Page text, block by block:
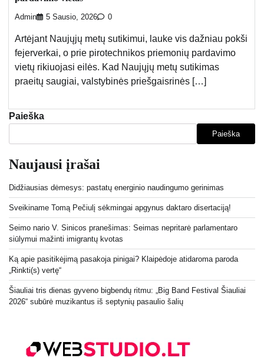
Admin 5 Sausio, 2026 0
Artėjant Naujųjų metų sutikimui, lauke vis dažniau pokši
fejerverkai, o prie pirotechnikos priemonių pardavimo
vietų rikiuojasi eilės. Kad Naujųjų metų sutikimas
praeitų saugiai, valstybinės priešgaisrinės […]
Paieška
Paieška
Naujausi įrašai
Didžiausias dėmesys: pastatų energinio naudingumo gerinimas
Sveikiname Tomą Pečiulį sėkmingai apgynus daktaro disertaciją!
Seimo nario V. Sinicos pranešimas: Seimas nepritarė parlamentaro
siūlymui mažinti imigrantų kvotas
Ką apie pasitikėjimą pasakoja pinigai? Klaipėdoje atidaroma paroda
„Rinkti(s) vertę“
Šiauliai tris dienas gyveno bigbendų ritmu: „Big Band Festival Šiauliai
2026“ subūrė muzikantus iš septynių pasaulio šalių